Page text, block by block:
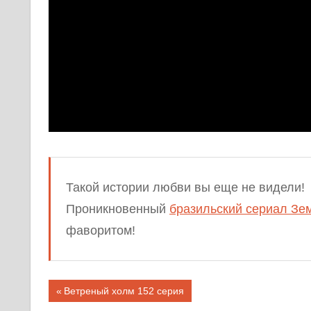
Такой истории любви вы еще не видели!
Проникновенный бразильский сериал
фаворитом!
Предыдущая
Ветреный холм 152 серия